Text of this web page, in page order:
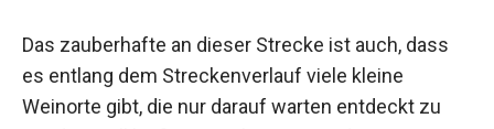
Das zauberhafte an dieser Strecke ist auch, dass
es entlang dem Streckenverlauf viele kleine
Weinorte gibt, die nur darauf warten entdeckt zu